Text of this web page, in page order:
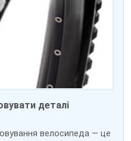
деталі
велосипеда — це